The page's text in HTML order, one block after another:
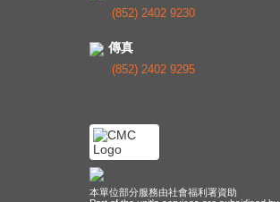
(852) 2402 9230
傳真
(852) 2402 9295
本單位部分服務由社會福利署資助